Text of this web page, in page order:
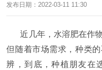
发布日期：2022-03-11 11:30
近几年，水溶肥在作
但随着市场需求，种类的
辨，到底，种植朋友在